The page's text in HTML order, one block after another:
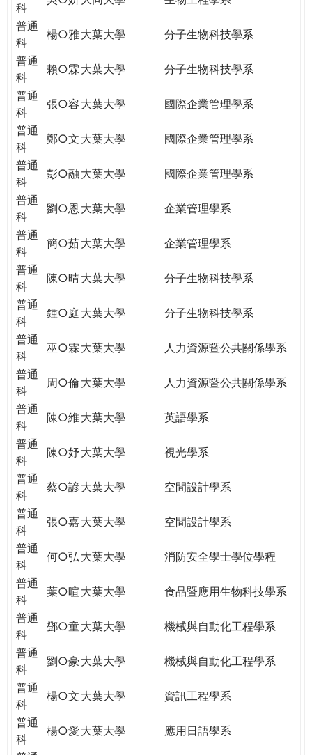
科
普通
科
楊○雅大葉大學
分子生物科技學系
普通
科
賴○霖 大葉大學
分子生物科技學系
普通
科
張○容 大葉大學
國際企業管理學系
普通
科
鄭○文 大葉大學
國際企業管理學系
普通
科
彭○融 大葉大學
國際企業管理學系
普通
科
劉○恩 大葉大學
企業管理學系
普通
科
簡○茹大葉大學
企業管理學系
普通
科
陳○晴大葉大學
分子生物科技學系
普通
科
鍾○庭 大葉大學
分子生物科技學系
普通
科
巫○霖 大葉大學
人力資源暨公共關係學系
普通
科
周○倫 大葉大學
人力資源暨公共關係學系
普通
科
陳○維 大葉大學
英語學系
普通
科
陳○妤大葉大學
視光學系
普通
科
蔡○諺大葉大學
空間設計學系
普通
科
張○嘉大葉大學
空間設計學系
普通
科
何○弘 大葉大學
消防安全學士學位學程
普通
科
葉○暄 大葉大學
食品暨應用生物科技學系
普通
科
鄧○童大葉大學
機械與自動化工程學系
普通
科
劉○豪 大葉大學
機械與自動化工程學系
普通
科
楊○文 大葉大學
資訊工程學系
普通
科
楊○愛 大葉大學
應用日語學系